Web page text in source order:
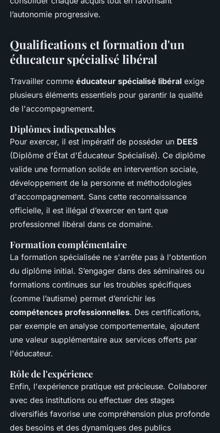
l’autonomie progressive.
Qualifications et formation d'un
éducateur spécialisé libéral
Travailler comme éducateur spécialisé libéral exige
plusieurs éléments essentiels pour garantir la qualité
de l'accompagnement.
Diplômes indispensables
Pour exercer, il est impératif de posséder un DEES
(Diplôme d'État d'Éducateur Spécialisé). Ce diplôme
valide une formation solide en intervention sociale,
développement de la personne et méthodologies
d'accompagnement. Sans cette reconnaissance
officielle, il est illégal d’exercer en tant que
professionnel libéral dans ce domaine.
Formation complémentaire
La formation spécialisée ne s'arrête pas à l'obtention
du diplôme initial. S’engager dans des séminaires ou
formations continues sur les troubles spécifiques
(comme l’autisme) permet d’enrichir les
compétences professionnelles. Des certifications,
par exemple en analyse comportementale, ajoutent
une valeur supplémentaire aux services offerts par
l'éducateur.
Rôle de l'expérience
Enfin, l'expérience pratique est précieuse. Collaborer
avec des institutions ou effectuer des stages
diversifiés favorise une compréhension plus profonde
des besoins et des dynamiques des publics